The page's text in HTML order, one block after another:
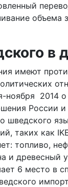
объема
в
имеют
ноября 2014
шведского
таких как
топливо,
и
6 место в